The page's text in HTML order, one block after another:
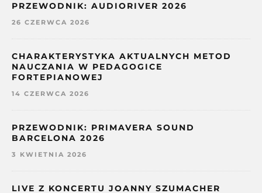
PRZEWODNIK: AUDIORIVER 2026
26 CZERWCA 2026
CHARAKTERYSTYKA AKTUALNYCH METOD
NAUCZANIA W PEDAGOGICE
FORTEPIANOWEJ
14 CZERWCA 2026
PRZEWODNIK: PRIMAVERA SOUND
BARCELONA 2026
3 KWIETNIA 2026
LIVE Z KONCERTU JOANNY SZUMACHER